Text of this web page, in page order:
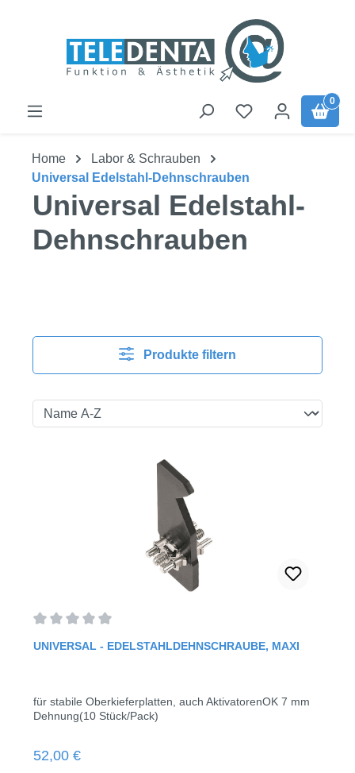
0
Home
Labor & Schrauben
Universal Edelstahl-Dehnschrauben
Universal Edelstahl-
Dehnschrauben
Produkte filtern
UNIVERSAL - EDELSTAHLDEHNSCHRAUBE, MAXI
für stabile Oberkieferplatten, auch AktivatorenOK 7 mm
Dehnung(10 Stück/Pack)
Regulärer Preis:
52,00 €